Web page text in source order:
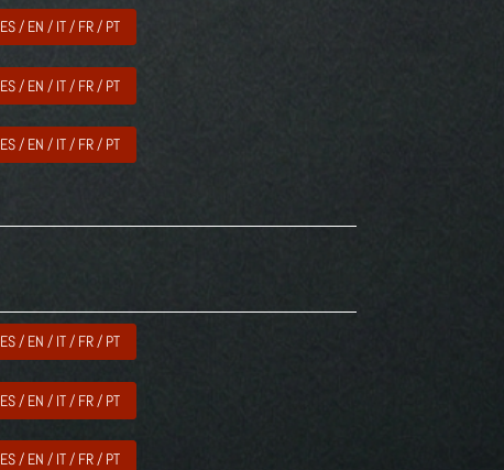
ES / EN / IT / FR / PT
ES / EN / IT / FR / PT
ES / EN / IT / FR / PT
ES / EN / IT / FR / PT
ES / EN / IT / FR / PT
ES / EN / IT / FR / PT